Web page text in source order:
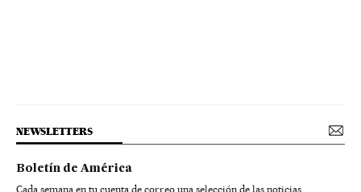
NEWSLETTERS
Boletín de América
Cada semana en tu cuenta de correo una selección de las noticias,